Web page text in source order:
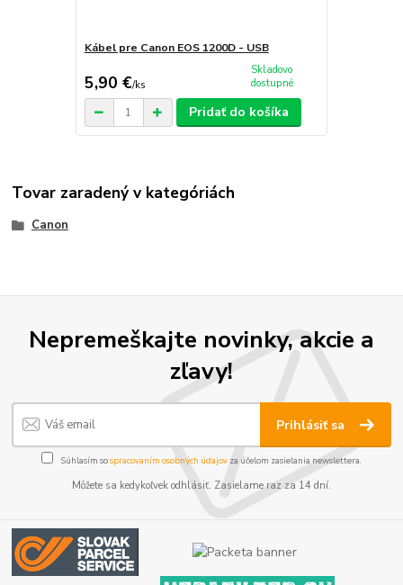
Kábel pre Canon EOS 1200D - USB
5,90 €/ks
Skladovo
dostupné
Pridať do košíka
Tovar zaradený v kategóriách
Canon
Nepremeškajte novinky, akcie a
zľavy!
Prihlásiť sa
Súhlasím sospracovaním osobných údajov za účelom zasielania newslettera.
Môžete sa kedykoľvek odhlásiť. Zasielame raz za 14 dní.